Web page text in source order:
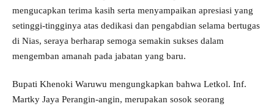
mengucapkan terima kasih serta menyampaikan apresiasi yang
setinggi-tingginya atas dedikasi dan pengabdian selama bertugas
di Nias, seraya berharap semoga semakin sukses dalam
mengemban amanah pada jabatan yang baru.
Bupati Khenoki Waruwu mengungkapkan bahwa Letkol. Inf.
Martky Jaya Perangin-angin, merupakan sosok seorang